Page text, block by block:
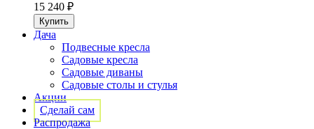
15 240 ₽
Дача
Подвесные кресла
Садовые кресла
Садовые диваны
Садовые столы и стулья
Акции
Сделай сам
Распродажа